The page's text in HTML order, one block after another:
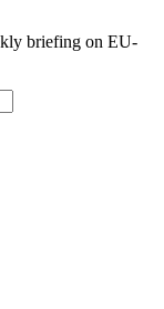
briefing on EU-